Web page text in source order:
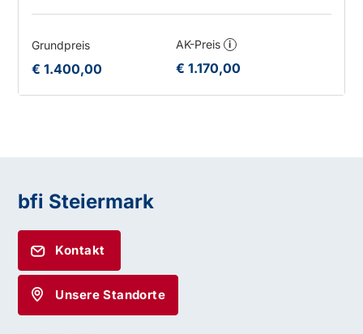
Grundpreis
€ 1.400,00
AK-Preis i
€ 1.170,00
bfi Steiermark
Kontakt
Unsere Standorte